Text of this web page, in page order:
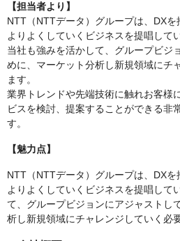
【担当者より】
NTT（NTTデータ）グループは、DX
よりよくしていくビジネスを提唱して
当社も強みを活かして、グループビジ
めに、マーケット分析し新規領域にチ
ます。
業界トレンドや先端技術に触れお客様
ビスを検討、提案することができる非
す。
【魅力点】
NTT（NTTデータ）グループは、DX
よりよくしていくビジネスを提唱して
て、グループビジョンにアジャストし
析し新規領域にチャレンジしていく必